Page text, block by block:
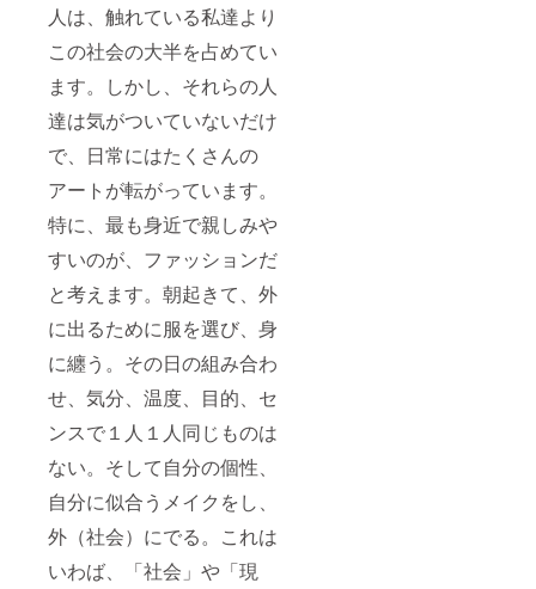
人は、触れている私達より
この社会の大半を占めてい
ます。しかし、それらの人
達は気がついていないだけ
で、日常にはたくさんの
アートが転がっています。
特に、最も身近で親しみや
すいのが、ファッションだ
と考えます。朝起きて、外
に出るために服を選び、身
に纏う。その日の組み合わ
せ、気分、温度、目的、セ
ンスで１人１人同じものは
ない。そして自分の個性、
自分に似合うメイクをし、
外（社会）にでる。これは
いわば、「社会」や「現